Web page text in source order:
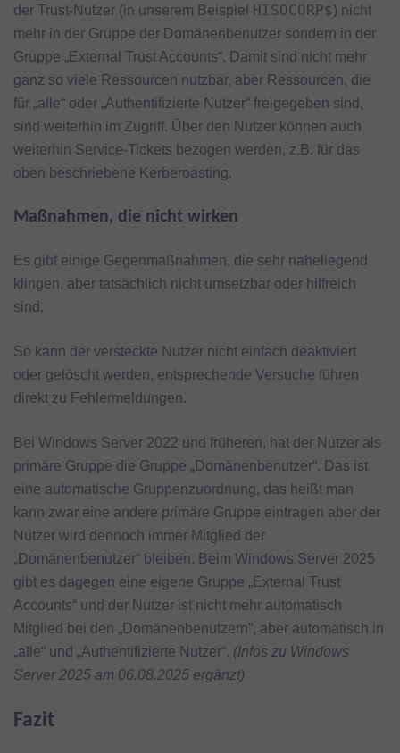
der Trust-Nutzer (in unserem Beispiel HISOCORP$) nicht
mehr in der Gruppe der Domänenbenutzer sondern in der
Gruppe „External Trust Accounts“. Damit sind nicht mehr
ganz so viele Ressourcen nutzbar, aber Ressourcen, die
für „alle“ oder „Authentifizierte Nutzer“ freigegeben sind,
sind weiterhin im Zugriff. Über den Nutzer können auch
weiterhin Service-Tickets bezogen werden, z.B. für das
oben beschriebene Kerberoasting.
Maßnahmen, die nicht wirken
Es gibt einige Gegenmaßnahmen, die sehr naheliegend
klingen, aber tatsächlich nicht umsetzbar oder hilfreich
sind.
So kann der versteckte Nutzer nicht einfach deaktiviert
oder gelöscht werden, entsprechende Versuche führen
direkt zu Fehlermeldungen.
Bei Windows Server 2022 und früheren, hat der Nutzer als
primäre Gruppe die Gruppe „Domänenbenutzer“. Das ist
eine automatische Gruppenzuordnung, das heißt man
kann zwar eine andere primäre Gruppe eintragen aber der
Nutzer wird dennoch immer Mitglied der
„Domänenbenutzer“ bleiben. Beim Windows Server 2025
gibt es dagegen eine eigene Gruppe „External Trust
Accounts“ und der Nutzer ist nicht mehr automatisch
Mitglied bei den „Domänenbenutzern“, aber automatisch in
„alle“ und „Authentifizierte Nutzer“. (Infos zu Windows
Server 2025 am 06.08.2025 ergänzt)
Fazit